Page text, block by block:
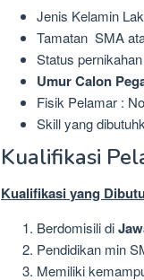
Jenis Kelamin
Tamatan SMA
Status
Umur Calon
Fisik Pelamar :
Skill yang
Kualifikasi
Kualifikasi yang
Berdomisili di
Pendidikan min
Memiliki